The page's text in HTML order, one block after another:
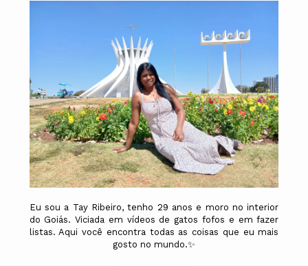
Eu sou a Tay Ribeiro, tenho 29 anos e moro no interior
do Goiás. Viciada em vídeos de gatos fofos e em fazer
listas. Aqui você encontra todas as coisas que eu mais
gosto no mundo.✨